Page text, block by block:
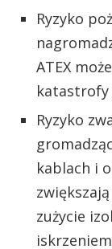
Ryzyko
ATEX
katastrofy
Ryzyko
kablach i
zużycie